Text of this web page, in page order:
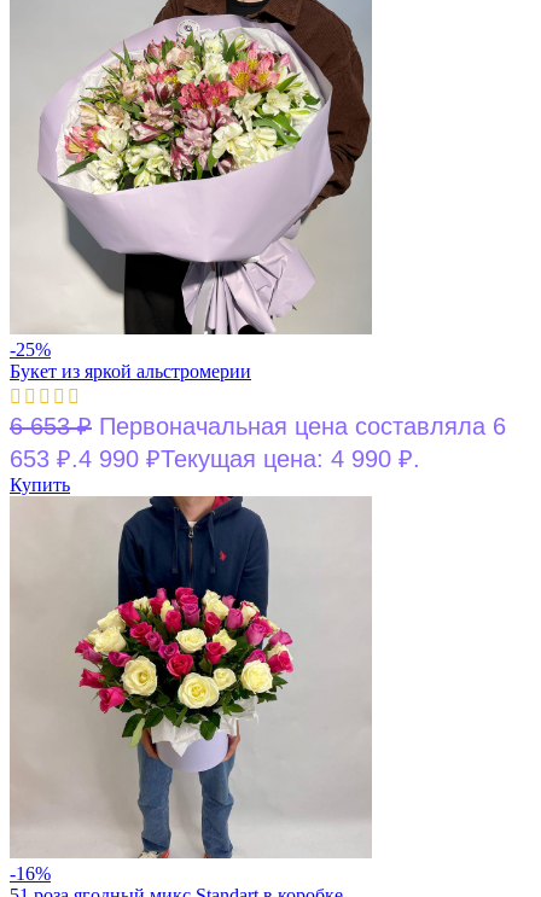
-25%
Букет из яркой альстромерии
6 653₽ Первоначальная цена составляла 6
653 ₽.4 990 ₽Текущая цена: 4 990 ₽.
Купить
-16%